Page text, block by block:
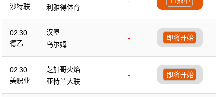
沙特联
利雅得体育
02:30
德乙
汉堡
-
乌尔姆
即将开始
02:30
美职业
芝加哥火焰
-
亚特兰大联
即将开始